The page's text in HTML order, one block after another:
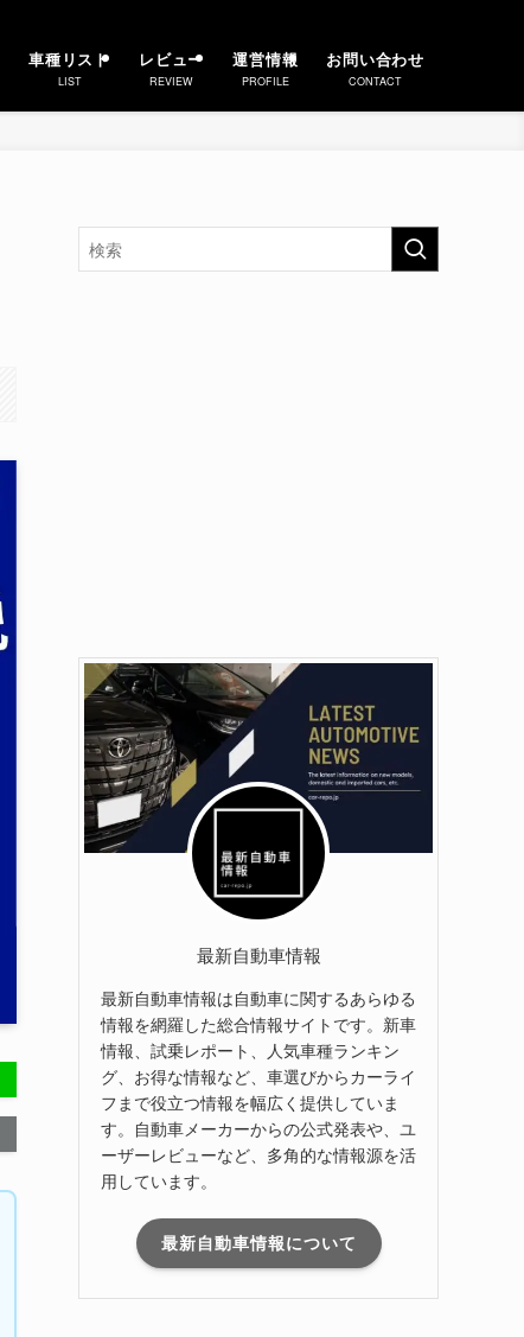
車種リスト
LIST
レビュー
REVIEW
運営情報
PROFILE
お問い合わせ
CONTACT
最新自動車情報
最新自動車情報は自動車に関するあらゆる
情報を網羅した総合情報サイトです。新車
情報、試乗レポート、人気車種ランキン
グ、お得な情報など、車選びからカーライ
フまで役立つ情報を幅広く提供していま
す。自動車メーカーからの公式発表や、ユ
ーザーレビューなど、多角的な情報源を活
用しています。
最新自動車情報について